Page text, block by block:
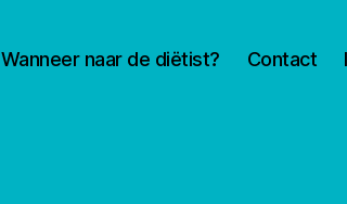
Wanneer naar de diëtist? Contact